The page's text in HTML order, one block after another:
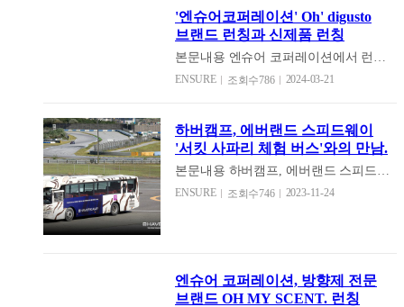
강한 돌풍에 넘어져 부상을 입는 악재도
겪었으나, 부서진 사이클을 끌고 끝까지
라게 했다. 이 가운데, 임종원이 소속된
LX한국국토정보공사 사이클팀은 민간
프 윈도우필름 코리아는 LX한국국토정
보공사 사이클팀과 스폰서십 업무협약
경과 경기 지원을 이어가고 있다. 임종원
의 시선은 이제 아시안게임 메달을 향해
도 사이클팀 최기락 감독은 “임종원은
인내심이 매우 강한 선수다. 그 끈기로
아시안게임에서 은메달을 거머쥐게 되
었는데, 본래 도로 종목이었던 김유로 선
수는 매디슨 경기를 앞두고 3일 만에 교
체 투입되어 일본팀과의 박빙의 승부를
펼친 끝에 간발의 차로 은메달을 목에 걸
며 대한민국 남자 선수 중 유일하게 제
있습니다. 김유로 선수의 도로 우승은
2005년 주현욱 선수, 2017 박상홍 선수
이후 역대 한국에서 3번째 금메달이며, 7
년 만에 하버캠프에서 후원하는 LX에서
한 번 더 재탈환 하였습니다. 그 이유는
꾸준한 훈련과 해외 전지훈련을 시작으
우승으로 이끌게됩니다. 모든 사람들의
노력과 땀이 모여있습니다. 하버캠프 코
브랜드를 홍보해왔습니다. 이번 2024년
을 맞아 자동차를 좋아하는 카라이프 채
널을 운영 중인 인플루언서 안오준을 엠
버서더로 선정했습니다. 인플루언서 안
오준은 자동차 관련 컨텐츠와 자동차 시
승기 등 자동차를 좋아하는 마음까지 하
2024년 하버캠프 홍보를 위해 함께 브랜
드 홍보에 기여하여 하버캠프가 발전할
수 있도록 더 많은 컨텐츠로 2024년에는
고객에게 다가가는 하버캠프가 될 것입
니다.
'엔슈어코퍼레이션' Oh' digusto
브랜드 런칭과 신제품 런칭
본문내용 엔슈어 코퍼레이션에서 런칭
한 종이 방향제 OH MY SCENT. 에 이어
새로운 신제품 런칭과 동시에 브랜드 브
발을 알렸습니다. 공간이 주는 아름다움
은 시각적인 요소도 있지만 때로는 향기
가 공간을 아름답게 채우기도합니다. 향
기의 느낌에 따라 공간의 분위기도 달라
집니다. 향기는 단순히 탈취의 목적이 아
니라 주변이 좀 더 아름답고 편안하게 해
다가갈 수 있도록 만들어졌습니다. 'Oh
digusto(오디구스토)'는 감탄사 'oh'와
ENSURE 조회수786 2024-03-21
하버캠프, 에버랜드 스피드웨이
'서킷 사파리 체험 버스'와의 만남.
본문내용 하버캠프, 에버랜드 스피드웨
이 '서킷 사파리 체험 버스'에 참여. -에
버랜드 스피드웨이와의 사파리 버스 체
(HAVERKAMP)가 에버랜드 스피드웨이
와 손잡고 '서킷 사파리 체험 버스'에 하
ENSURE 조회수746 2023-11-24
엔슈어 코퍼레이션, 방향제 전문
브랜드 OH MY SCENT. 런칭